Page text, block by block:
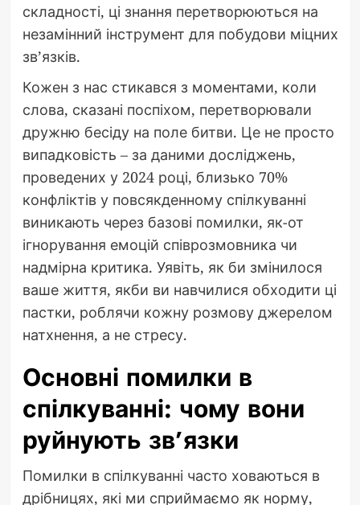
складності, ці знання перетворюються на
незамінний інструмент для побудови міцних
зв’язків.
Кожен з нас стикався з моментами, коли
слова, сказані поспіхом, перетворювали
дружню бесіду на поле битви. Це не просто
випадковість – за даними досліджень,
проведених у 2024 році, близько 70%
конфліктів у повсякденному спілкуванні
виникають через базові помилки, як-от
ігнорування емоцій співрозмовника чи
надмірна критика. Уявіть, як би змінилося
ваше життя, якби ви навчилися обходити ці
пастки, роблячи кожну розмову джерелом
натхнення, а не стресу.
Основні помилки в
спілкуванні: чому вони
руйнують зв’язки
Помилки в спілкуванні часто ховаються в
дрібницях, які ми сприймаємо як норму,